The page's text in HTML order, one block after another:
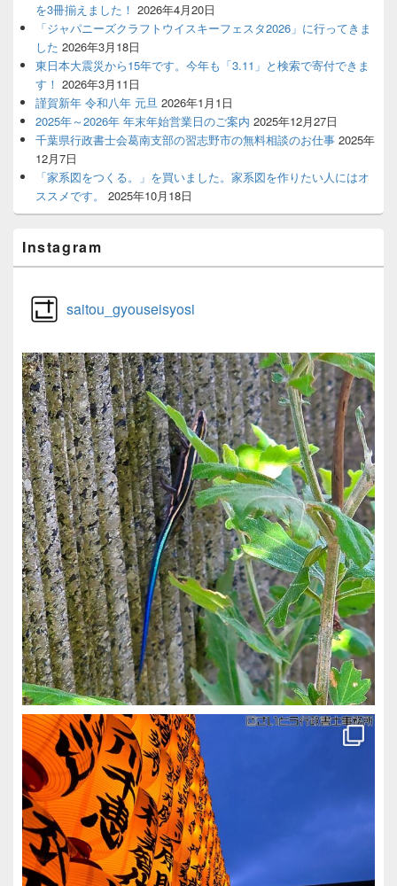
リ
を3冊揃えました！ 2026年4月20日
「ジャパニーズクラフトウイスキーフェスタ2026」に行ってきま
した 2026年3月18日
東日本大震災から15年です。今年も「3.11」と検索で寄付できま
す！ 2026年3月11日
謹賀新年 令和八年 元旦 2026年1月1日
2025年～2026年 年末年始営業日のご案内 2025年12月27日
千葉県行政書士会葛南支部の習志野市の無料相談のお仕事 2025年
12月7日
「家系図をつくる。」を買いました。家系図を作りたい人にはオ
ススメです。
2025年10月18日
Instagram
saitou_gyouseisyosi